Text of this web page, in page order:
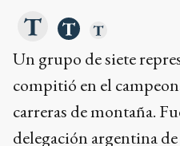
Un grupo de siete
compitió en el
carreras de montaña.
delegación argentina